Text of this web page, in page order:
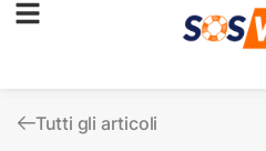
Tutti gli articoli